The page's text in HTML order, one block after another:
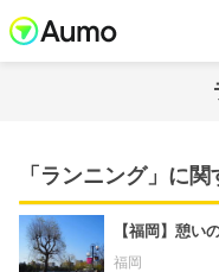
「ランニング」に
【福岡】憩い
福岡